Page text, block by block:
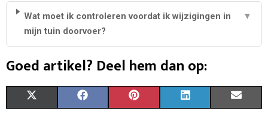
Wat moet ik controleren voordat ik wijzigingen in
mijn tuin doorvoer?
▼
Goed artikel? Deel hem dan op: